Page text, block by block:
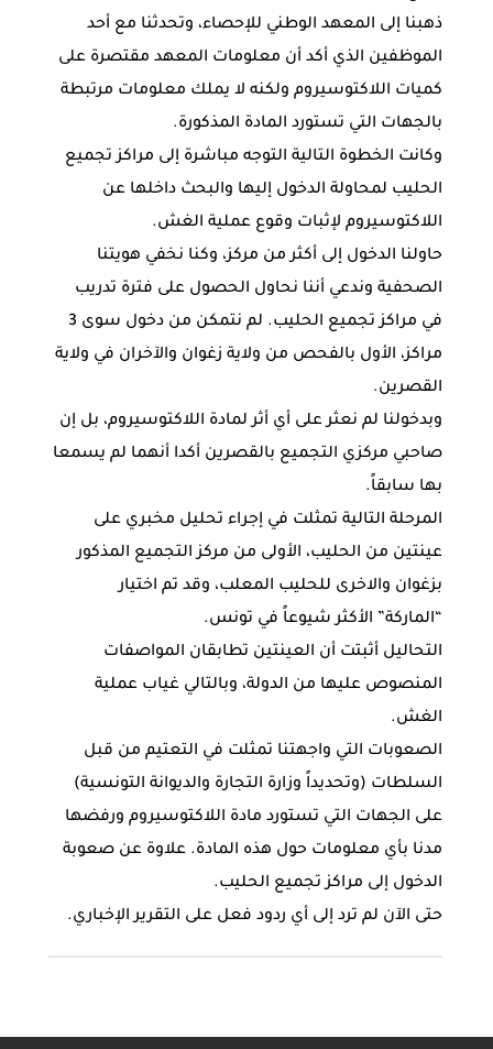
ذهبنا إلى المعهد الوطني للإحصاء، وتحدثنا مع أحد
الموظفين الذي أكد أن ‏معلومات المعهد مقتصرة على
كميات اللاكتوسيروم ولكنه لا يملك معلومات مرتبطة
‏بالجهات التي تستورد المادة المذكورة.‏
وكانت الخطوة التالية التوجه مباشرة إلى مراكز تجميع
الحليب لمحاولة الدخول ‏إليها والبحث داخلها عن
اللاكتوسيروم لإثبات وقوع عملية الغش.‏
حاولنا الدخول إلى أكثر من مركز، وكنا نخفي هويتنا
الصحفية وندعي أننا نحاول ‏الحصول على فترة تدريب
في مراكز تجميع الحليب. لم نتمكن من دخول سوى 3
‏مراكز، الأول بالفحص من ولاية زغوان والآخران في ولاية
القصرين.‏
وبدخولنا لم نعثر على أي أثر لمادة اللاكتوسيروم، بل إن
صاحبي مركزي التجميع ‏بالقصرين أكدا أنهما لم يسمعا
بها سابقاً.‏
المرحلة التالية تمثلت في إجراء تحليل مخبري على
عينتين من الحليب، الأولى من ‏مركز التجميع المذكور
بزغوان والاخرى للحليب المعلب، وقد تم اختيار
“الماركة” ‏الأكثر شيوعاً في تونس.‏
التحاليل أثبتت أن العينتين تطابقان المواصفات
المنصوص عليها من الدولة، ‏وبالتالي غياب عملية
الغش.‏
الصعوبات التي واجهتنا تمثلت في التعتيم من قبل
السلطات (وتحديداً وزارة التجارة ‏والديوانة التونسية)
على الجهات التي تستورد مادة اللاكتوسيروم ورفضها
مدنا بأي ‏معلومات حول هذه المادة. علاوة عن صعوبة
الدخول إلى مراكز تجميع الحليب.‏
حتى الآن لم ترد إلى أي ردود فعل على التقرير الإخباري.‏